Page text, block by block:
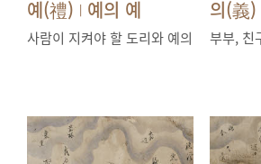
예(禮) | 예의 예
사람이 지켜야 할 도리와 예의
의(義)
부부, 친